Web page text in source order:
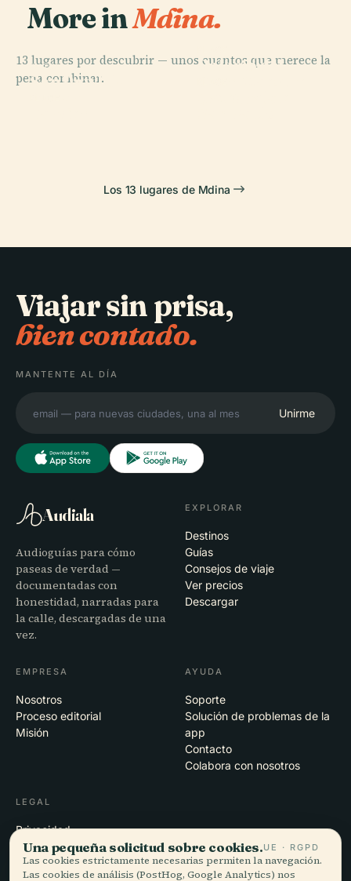
More inMdina.
13 lugares por descubrir — unos cuantos que merece la
pena combinar.
PLACE
San Pawl Il-
Palacio del
Los 13 lugares de Mdina
Viajar sin prisa,
bien contado.
MANTENTE AL DÍA
Unirme
Audiala
Audioguías para cómo
paseas de verdad —
documentadas con
honestidad, narradas para
la calle, descargadas de una
vez.
EXPLORAR
Destinos
Guías
Consejos de viaje
Ver precios
Descargar
EMPRESA
Nosotros
Proceso editorial
Misión
AYUDA
Soporte
Solución de problemas de la
app
Contacto
Colabora con nosotros
LEGAL
Privacidad
Términos
Configuración de cookies
Una pequeña solicitud sobre cookies.UE · RGPD
Las cookies estrictamente necesarias permiten la navegación.
Las cookies de análisis (PostHog, Google Analytics) nos